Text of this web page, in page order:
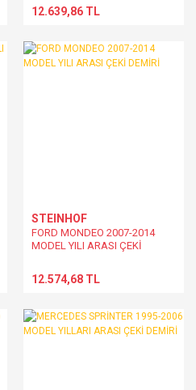
12.639,86 TL
STEINHOF
FORD MONDEO 2007-2014
MODEL YILI ARASI ÇEKİ
12.574,68 TL